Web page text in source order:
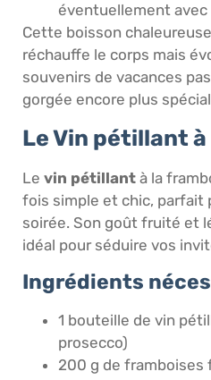
éventuellement avec
Cette boisson
réchauffe le corps mais
souvenirs de vacances
gorgée encore plus
Le Vin pétillant
Le vin pétillant à la
fois simple et chic, parfait
soirée. Son goût fruité et
idéal pour séduire vos
Ingrédients
1 bouteille de vin
prosecco)
200 g de framboises